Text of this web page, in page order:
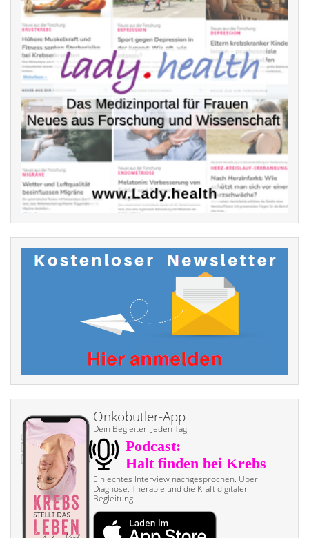
Onkobutler-App
Dein Begleiter. Jeden Tag.
Ein echtes Interview nach­gesprochen. Über
Diagnose, Therapie und die Kraft digitaler
Begleitung